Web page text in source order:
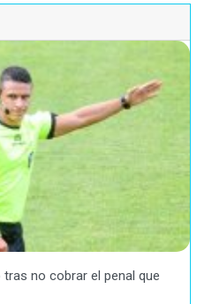
no cobrar el penal que